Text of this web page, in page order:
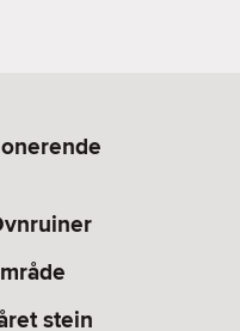
stein